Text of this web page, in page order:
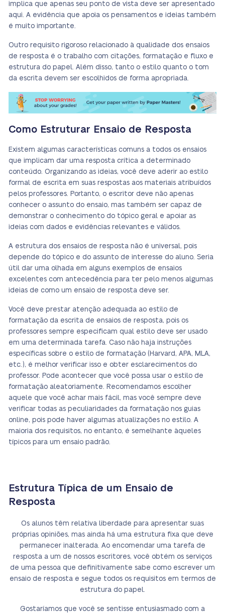
implica que apenas seu ponto de vista deve ser apresentado
aqui. A evidência que apoia os pensamentos e ideias também
é muito importante.
Outro requisito rigoroso relacionado à qualidade dos ensaios
de resposta é o trabalho com citações, formatação e fluxo e
estrutura do papel. Além disso, tanto o estilo quanto o tom
da escrita devem ser escolhidos de forma apropriada.
Como Estruturar Ensaio de Resposta
Existem algumas características comuns a todos os ensaios
que implicam dar uma resposta crítica a determinado
conteúdo. Organizando as ideias, você deve aderir ao estilo
formal de escrita em suas respostas aos materiais atribuídos
pelos professores. Portanto, o escritor deve não apenas
conhecer o assunto do ensaio, mas também ser capaz de
demonstrar o conhecimento do tópico geral e apoiar as
ideias com dados e evidências relevantes e válidos.
A estrutura dos ensaios de resposta não é universal, pois
depende do tópico e do assunto de interesse do aluno. Seria
útil dar uma olhada em alguns exemplos de ensaios
excelentes com antecedência para ter pelo menos algumas
ideias de como um ensaio de resposta deve ser.
Você deve prestar atenção adequada ao estilo de
formatação da escrita de ensaios de resposta, pois os
professores sempre especificam qual estilo deve ser usado
em uma determinada tarefa. Caso não haja instruções
específicas sobre o estilo de formatação (Harvard, APA, MLA,
etc.), é melhor verificar isso e obter esclarecimentos do
professor. Pode acontecer que você possa usar o estilo de
formatação aleatoriamente. Recomendamos escolher
aquele que você achar mais fácil, mas você sempre deve
verificar todas as peculiaridades da formatação nos guias
online, pois pode haver algumas atualizações no estilo. A
maioria dos requisitos, no entanto, é semelhante àqueles
típicos para um ensaio padrão.
Estrutura Típica de um Ensaio de
Resposta
Os alunos têm relativa liberdade para apresentar suas
próprias opiniões, mas ainda há uma estrutura fixa que deve
permanecer inalterada. Ao encomendar uma tarefa de
resposta a um de nossos escritores, você obtém os serviços
de uma pessoa que definitivamente sabe como escrever um
ensaio de resposta e segue todos os requisitos em termos de
estrutura do papel.
Gostaríamos que você se sentisse entusiasmado com a